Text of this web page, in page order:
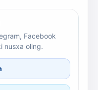
Facebook
nusxa oling.